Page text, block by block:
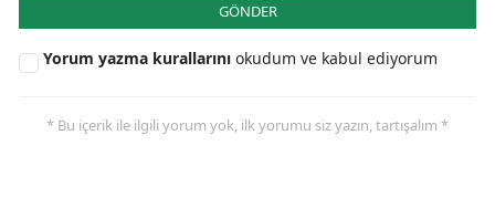
GÖNDER
Yorum yazma kurallarını okudum ve kabul ediyorum
* Bu içerik ile ilgili yorum yok, ilk yorumu siz yazın, tartışalım *